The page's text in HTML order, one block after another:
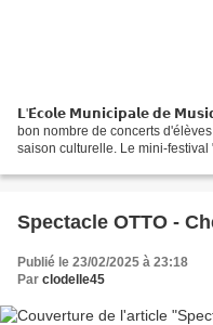
𝗟'𝗘́𝗰𝗼𝗹𝗲 𝗠𝘂𝗻𝗶𝗰𝗶𝗽𝗮𝗹𝗲 𝗱𝗲
bon nombre de concerts
saison culturelle. Le mini-
Spectacle OTTO -
Publié le 23/02/2025 à 23:18
Par clodelle45